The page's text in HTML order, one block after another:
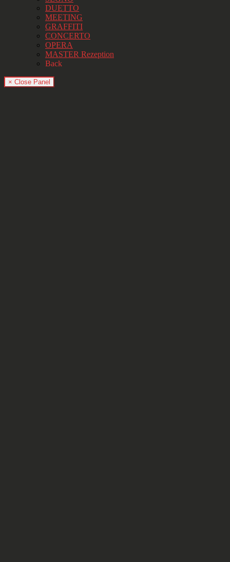
DUETTO
MEETING
GRAFFITI
CONCERTO
OPERA
MASTER Rezeption
Back
× Close Panel